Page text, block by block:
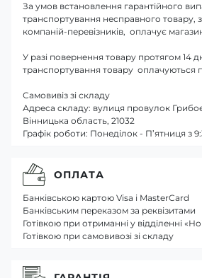
За умов встановлення гарантійного
транспортування несправного товару,
компаній-перевізників, оплачує
У разі повернення товару протягом 14
транспортування товару оплачуються
Самовивіз зі складу
Адреса складу: вулиця провулок
Вінницька область, 21032
Графік роботи: Понеділок - П’ятниця з
ОПЛАТА
Банківською картою Visa і MasterCard
Банківським переказом за реквізитами
Готівкою при отриманні у відділенні
Готівкою при самовивозі зі складу